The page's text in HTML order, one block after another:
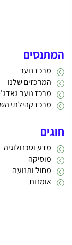
המתנסים
מרכז נוער
המרכזים שלנו
מרכז קהילתי
חוגים
מדע וטכנולוגיה
מוסיקה
מחול ותנועה
אומנות